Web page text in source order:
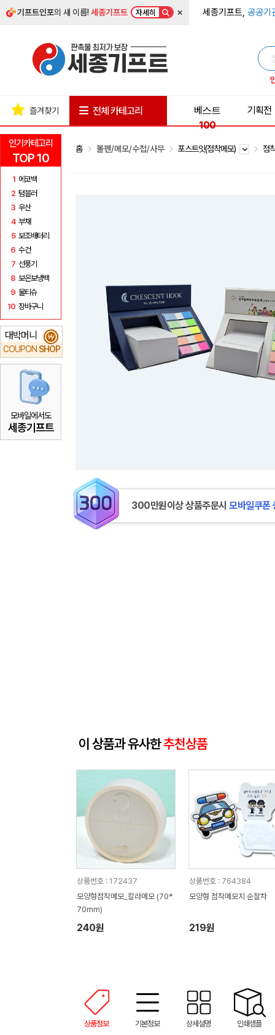
기프트인포의 새 이름!세종기프트 자세히 × 세종기프트, 공공기
인기카테고리
TOP 10
1 에코백
2 텀블러
3 우산
4 부채
5 보조배터리
6 수건
7 선풍기
8 보온보냉백
9 물티슈
10 장바구니
대박머니
COUPON SHOP
₩
모바일에서도
세종기프트
즐겨찾기 전체 카테고리
베스트
100
기획전
홈 볼펜/메모/수첩/사무 포스트잇(점착메모) 점
300만원이상 상품주문시 모바일쿠폰
이 상품과 유사한추천상품
상품번호 : 172437
모양형점착메모_칼라메모 (70*
70mm)
240원
상품번호 : 764384
모양형 점착메모지 순찰차
219원
상품정보 기본정보 상세설명 인쇄샘플